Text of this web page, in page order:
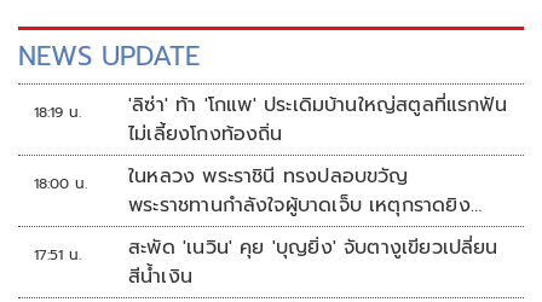
NEWS UPDATE
18:19 น.
'ลิซ่า' ท้า 'โกแพ' ประเดิมบ้านใหญ่สตูลที่แรกฟัน
ไม่เลี้ยงโกงท้องถิ่น
18:00 น.
ในหลวง พระราชินี ทรงปลอบขวัญ
พระราชทานกำลังใจผู้บาดเจ็บ เหตุกราดยิง
รร.เทพศิรินทร์นนทบุรี
17:51 น.
สะพัด 'เนวิน' คุย 'บุญยิ่ง' จับตางูเขียวเปลี่ยน
สีน้ำเงิน